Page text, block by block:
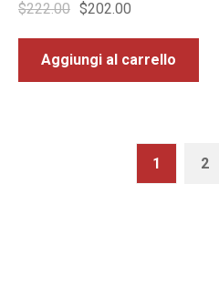
$222.00 $202.00
Aggiungi al carrello
1 2